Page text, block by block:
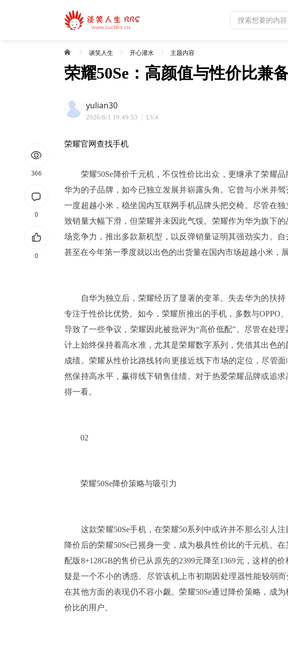
谈笑人生 开心灌水 主题内容
荣耀50Se：高颜值与性价比兼
yulian30
2026/6/1 19:49:53 LV.4
荣耀官网查找手机
荣耀50Se降价千元机，不仅性价比出众，更继承了荣耀品
华为的子品牌，如今已独立发展并崭露头角。它曾与小米并
一度超越小米，稳坐国内互联网手机品牌头把交椅。尽管在
致销量大幅下滑，但荣耀并未因此气馁。荣耀作为华为旗下
场竞争力，推出多款新机型，以反弹销量证明其强劲实力。自
甚至在今年第一季度就以出色的出货量在国内市场超越小米，
自华为独立后，荣耀经历了显著的变革。失去华为的扶持
专注于性价比优势。如今，荣耀所推出的手机，多数与OPPO
导致了一些争议，荣耀因此被批评为“高价低配”。尽管在处
计上始终保持着高水准，尤其是荣耀数字系列，凭借其出色
成绩。荣耀从性价比路线转向更接近线下市场的定位，尽管
然保持高水平，赢得线下销售佳绩。对于热爱荣耀品牌或追
得一看。
02
荣耀50Se降价策略与吸引力
这款荣耀50Se手机，在荣耀50系列中或许并不那么引人注
降价后的荣耀50Se已摇身一变，成为极具性价比的千元机。
配版8+128GB的售价已从原先的2399元降至1369元，这样的
疑是一个不小的诱惑。尽管该机上市初期因处理器性能较弱
在其他方面的表现仍不容小觑。荣耀50Se通过降价策略，成
价比的用户。
366
0
0